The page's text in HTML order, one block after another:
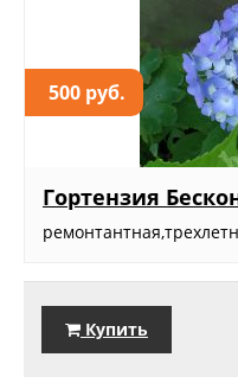
500 руб.
Гортензия
Купить